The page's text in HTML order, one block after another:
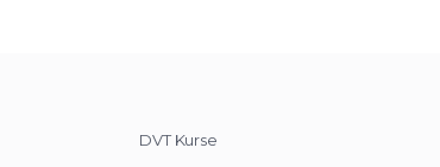
DVT Kurse